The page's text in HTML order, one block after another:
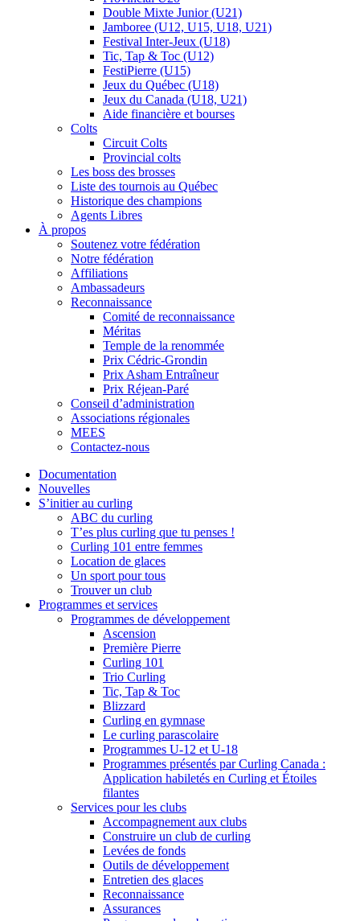
Double Mixte Junior (U21)
Jamboree (U12, U15, U18, U21)
Festival Inter-Jeux (U18)
Tic, Tap & Toc (U12)
FestiPierre (U15)
Jeux du Québec (U18)
Jeux du Canada (U18, U21)
Aide financière et bourses
Colts
Circuit Colts
Provincial colts
Les boss des brosses
Liste des tournois au Québec
Historique des champions
Agents Libres
À propos
Soutenez votre fédération
Notre fédération
Affiliations
Ambassadeurs
Reconnaissance
Comité de reconnaissance
Méritas
Temple de la renommée
Prix Cédric-Grondin
Prix Asham Entraîneur
Prix Réjean-Paré
Conseil d’administration
Associations régionales
MEES
Contactez-nous
Documentation
Nouvelles
S’initier au curling
ABC du curling
T’es plus curling que tu penses !
Curling 101 entre femmes
Location de glaces
Un sport pour tous
Trouver un club
Programmes et services
Programmes de développement
Ascension
Première Pierre
Curling 101
Trio Curling
Tic, Tap & Toc
Blizzard
Curling en gymnase
Le curling parascolaire
Programmes U-12 et U-18
Programmes présentés par Curling Canada :
Application habiletés en Curling et Étoiles
filantes
Services pour les clubs
Accompagnement aux clubs
Construire un club de curling
Levées de fonds
Outils de développement
Entretien des glaces
Reconnaissance
Assurances